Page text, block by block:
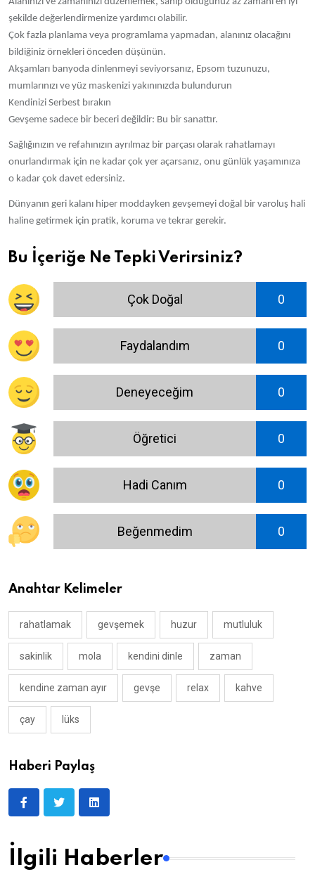
şekilde değerlendirmenize yardımcı olabilir.
Çok fazla planlama veya programlama yapmadan, alanınız olacağını
bildiğiniz örnekleri önceden düşünün.
Akşamları banyoda dinlenmeyi seviyorsanız, Epsom tuzunuzu,
mumlarınızı ve yüz maskenizi yakınınızda bulundurun
Kendinizi Serbest bırakın
Gevşeme sadece bir beceri değildir: Bu bir sanattır.
Sağlığınızın ve refahınızın ayrılmaz bir parçası olarak rahatlamayı
onurlandırmak için ne kadar çok yer açarsanız, onu günlük yaşamınıza
o kadar çok davet edersiniz.
Dünyanın geri kalanı hiper moddayken gevşemeyi doğal bir varoluş hali
haline getirmek için pratik, koruma ve tekrar gerekir.
Bu İçeriğe Ne Tepki Verirsiniz?
Çok Doğal 0
Faydalandım 0
Deneyeceğim 0
Öğretici 0
Hadi Canım 0
Beğenmedim 0
Anahtar Kelimeler
rahatlamak gevşemek huzur mutluluk
sakinlik mola kendini dinle zaman
kendine zaman ayır gevşe relax kahve
çay lüks
Haberi Paylaş
İlgili Haberler